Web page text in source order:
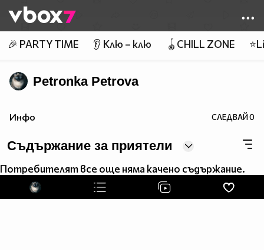
👾
🎉 PARTY TIME 👂 Клю – клю 🪀CHILL ZONE
Petronka Petrova
Инфо СЛЕДВАЙ0
Съдържание за приятели
Потребителят все още няма качено съдържание.